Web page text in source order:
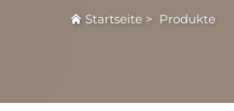
Startseite > Produkte